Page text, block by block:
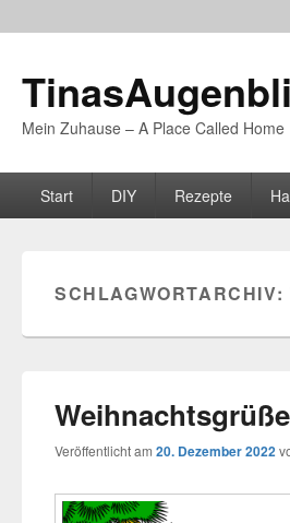
Mein Zuhause – A Place Called Home
PrimäresStart DIY Rezepte
SCHLAGWORTARCHIV:
Weihnachtsgrüße
Veröffentlicht am 20. Dezember 2022